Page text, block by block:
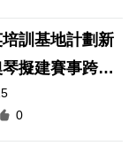
訓基地計劃新
擬建賽事跨境
0